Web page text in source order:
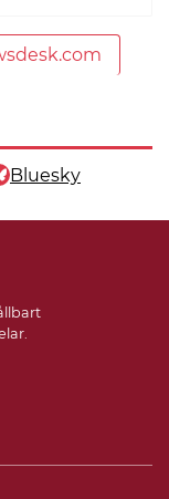
på
denna sida på
Bluesky